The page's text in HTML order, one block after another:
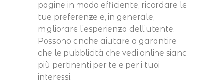
pagine in modo efficiente, ricordare le
tue preferenze e, in generale,
migliorare l’esperienza dell’utente.
Possono anche aiutare a garantire
che le pubblicità che vedi online siano
più pertinenti per te e per i tuoi
interessi.